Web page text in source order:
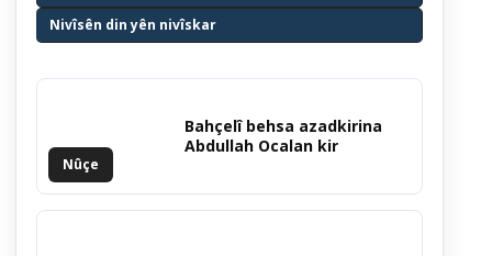
Nivîsên din yên nivîskar
Nûçe
Bahçelî behsa azadkirina
Abdullah Ocalan kir